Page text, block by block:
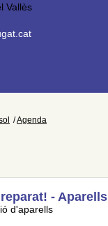
Vallès
Agenda
- Aparells
d'aparells